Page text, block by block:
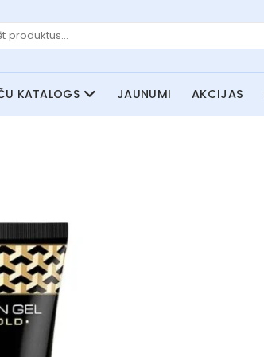
JAUNUMI AKCIJAS